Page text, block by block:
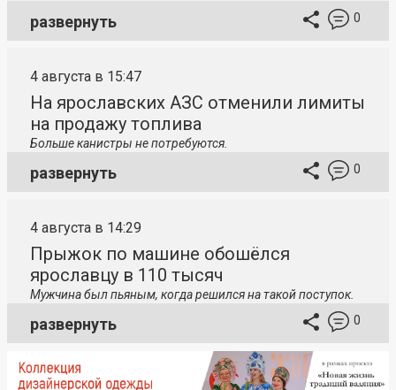
развернуть 0
4 августа в 15:47
На ярославских АЗС отменили лимиты
на продажу топлива
Больше канистры не потребуются.
развернуть 0
4 августа в 14:29
Прыжок по машине обошёлся
ярославцу в 110 тысяч
Мужчина был пьяным, когда решился на такой поступок.
развернуть 0